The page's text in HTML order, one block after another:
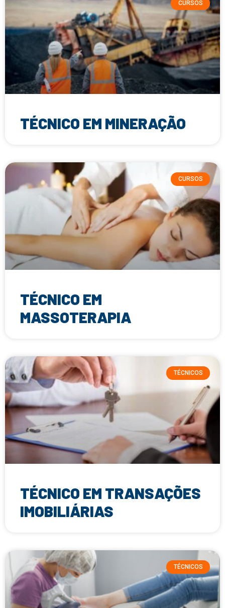
CURSOS
TÉCNICO EM MINERAÇÃO
CURSOS
TÉCNICO EM
MASSOTERAPIA
TÉCNICOS
TÉCNICO EM TRANSAÇÕES
IMOBILIÁRIAS
TÉCNICOS